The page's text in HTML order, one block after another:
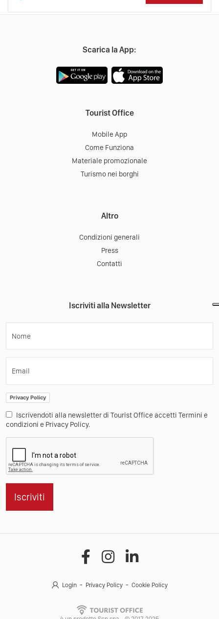
Scarica la App:
Tourist Office
Mobile App
Come Funziona
Materiale promozionale
Turismo nei borghi
Altro
Condizioni generali
Press
Contatti
Iscriviti alla Newsletter
Nome
Email
Privacy Policy
Iscrivendoti alla newsletter di Tourist Office accetti Termini e
condizioni e Privacy Policy.
Iscriviti
Login Privacy Policy Cookie Policy